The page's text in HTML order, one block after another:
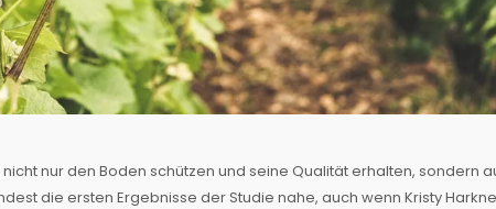
nur den Boden schützen und seine Qualität erhalten, sondern
die ersten Ergebnisse der Studie nahe, auch wenn Kristy